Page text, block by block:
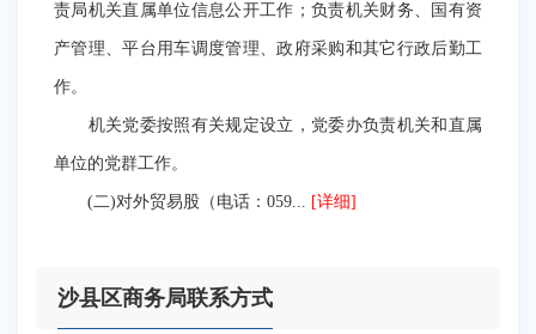
责局机关直属单位信息公开工作；负责机关财务、国有资
产管理、平台用车调度管理、政府采购和其它行政后勤工
作。
机关党委按照有关规定设立，党委办负责机关和直属
单位的党群工作。
(二)对外贸易股（电话：059... [详细]
沙县区商务局联系方式